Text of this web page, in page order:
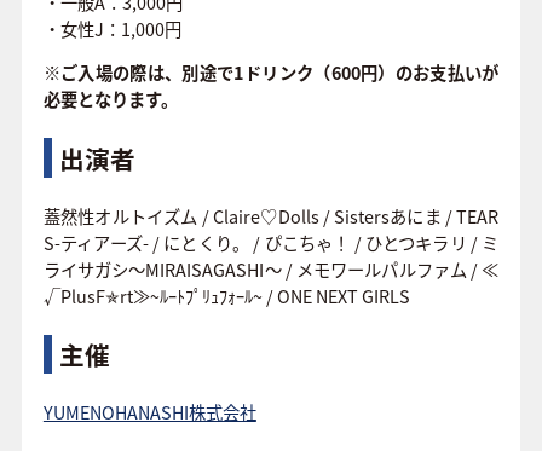
・女性J：1,000円
※ご入場の際は、別途で1ドリンク（600円）のお支払いが
必要となります。
出演者
蓋然性オルトイズム / Claire♡Dolls / Sistersあにま / TEAR
S-ティアーズ- / にとくり。 / ぴこちゃ！ / ひとつキラリ / ミ
ライサガシ〜MIRAISAGASHI〜 / メモワールパルファム / ≪
√PlusF✯rt≫~ﾙｰﾄﾌﾟﾘｭﾌｫｰﾙ~ / ONE NEXT GIRLS
主催
YUMENOHANASHI株式会社